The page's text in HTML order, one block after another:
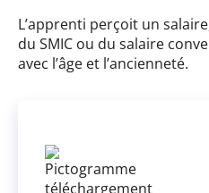
L’apprenti perçoit un
du SMIC ou du salaire
avec l’âge et l’ancienneté.